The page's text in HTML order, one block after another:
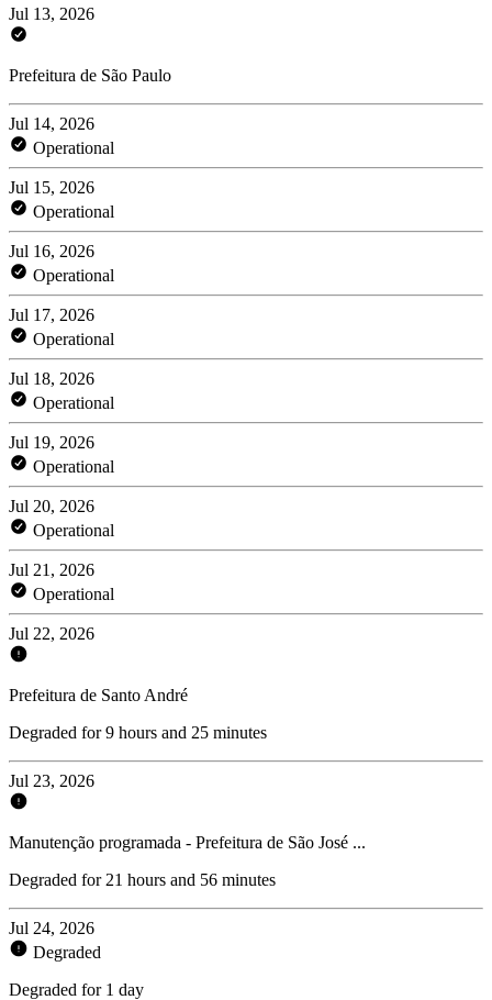
Jul 13, 2026
Prefeitura de São Paulo
Jul 14, 2026
Operational
Jul 15, 2026
Operational
Jul 16, 2026
Operational
Jul 17, 2026
Operational
Jul 18, 2026
Operational
Jul 19, 2026
Operational
Jul 20, 2026
Operational
Jul 21, 2026
Operational
Jul 22, 2026
Prefeitura de Santo André
Degraded for 9 hours and 25 minutes
Jul 23, 2026
Manutenção programada - Prefeitura de São José ...
Degraded for 21 hours and 56 minutes
Jul 24, 2026
Degraded
Degraded for 1 day